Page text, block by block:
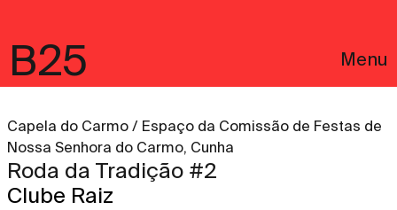
B25 Menu
Capela do Carmo / Espaço da Comissão de Festas de
Nossa Senhora do Carmo, Cunha
Roda da Tradição #2
Clube Raiz